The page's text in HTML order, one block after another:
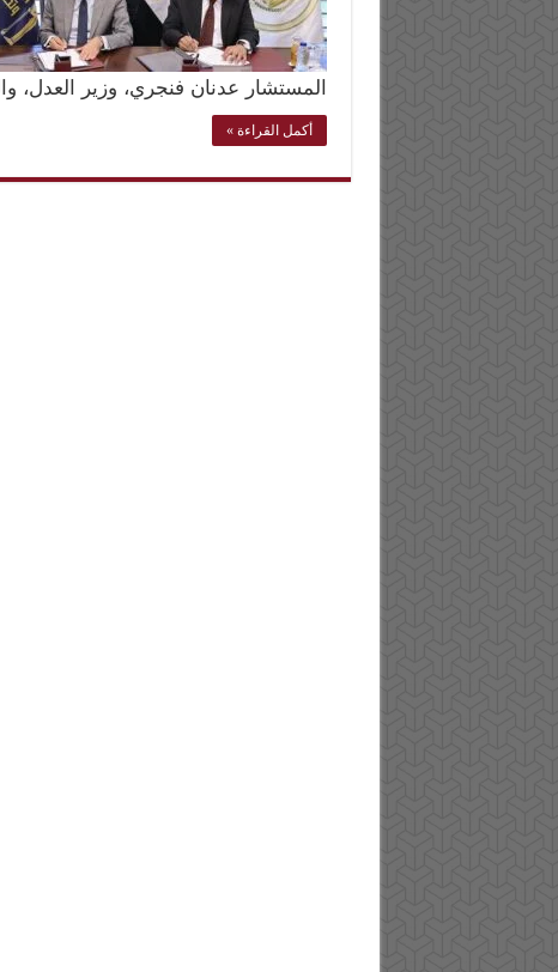
المستشار عدنان فنجري، وزير العدل،
أكمل القراءة »